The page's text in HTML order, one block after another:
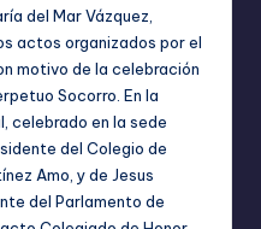
del Mar Vázquez,
actos organizados por el
motivo de la celebración
Socorro. En la
celebrado en la sede
del Colegio de
Amo, y de Jesus
del Parlamento de